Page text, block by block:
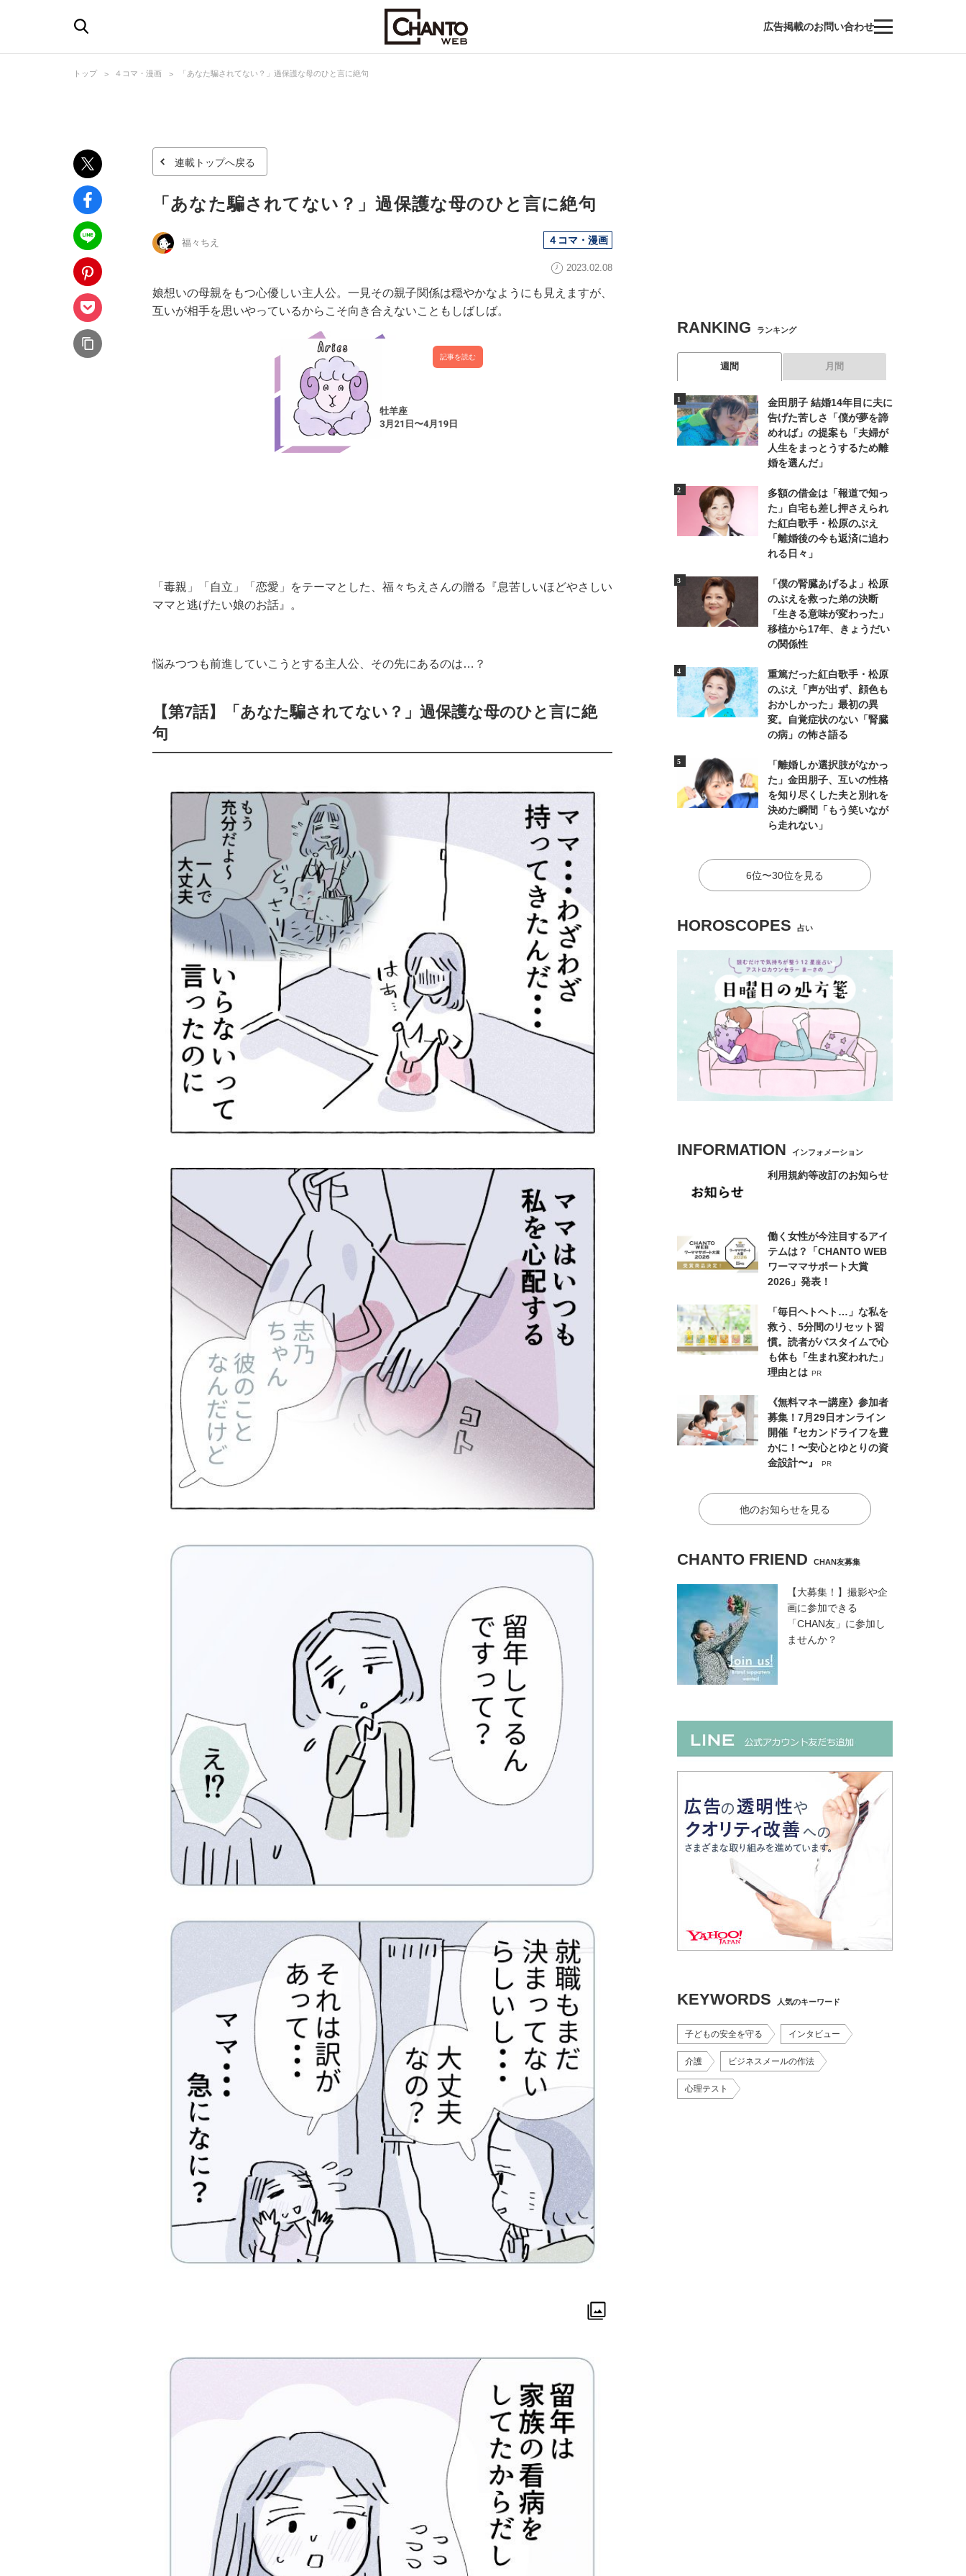
広告掲載のお問い合わせ
トップ ４コマ・漫画 「あなた騙されてない？」過保護な母のひと言に絶句
連載トップへ戻る
「あなた騙されてない？」過保護な母のひと言に絶句
福々ちえ ４コマ・漫画
2023.02.08
娘想いの母親をもつ心優しい主人公。一見その親子関係は穏やかなようにも見えますが、
互いが相手を思いやっているからこそ向き合えないこともしばしば。
記事を読む
「毒親」「自立」「恋愛」をテーマとした、福々ちえさんの贈る『息苦しいほどやさしい
ママと逃げたい娘のお話』。
悩みつつも前進していこうとする主人公、その先にあるのは…？
【第7話】「あなた騙されてない？」過保護な母のひと言に絶
句
RANKING ランキング
週間 月間
金田朋子 結婚14年目に夫に
告げた苦しさ「僕が夢を諦
めれば」の提案も「夫婦が
人生をまっとうするため離
婚を選んだ」
多額の借金は「報道で知っ
た」自宅も差し押さえられ
た紅白歌手・松原のぶえ
「離婚後の今も返済に追わ
れる日々」
「僕の腎臓あげるよ」松原
のぶえを救った弟の決断
「生きる意味が変わった」
移植から17年、きょうだい
の関係性
重篤だった紅白歌手・松原
のぶえ「声が出ず、顔色も
おかしかった」最初の異
変。自覚症状のない「腎臓
の病」の怖さ語る
「離婚しか選択肢がなかっ
た」金田朋子、互いの性格
を知り尽くした夫と別れを
決めた瞬間「もう笑いなが
ら走れない」
6位〜30位を見る
HOROSCOPES 占い
INFORMATION インフォメーション
利用規約等改訂のお知らせ
働く女性が今注目するアイ
テムは？「CHANTO WEB
ワーママサポート大賞
2026」発表！
「毎日ヘトヘト…」な私を
救う、5分間のリセット習
慣。読者がバスタイムで心
も体も「生まれ変われた」
理由とは PR
《無料マネー講座》参加者
募集！7月29日オンライン
開催『セカンドライフを豊
かに！〜安心とゆとりの資
金設計〜』
PR
他のお知らせを見る
CHANTO FRIEND CHAN友募集
【大募集！】撮影や企
画に参加できる
「CHAN友」に参加し
ませんか？
KEYWORDS 人気のキーワード
子どもの安全を守る インタビュー
介護 ビジネスメールの作法
心理テスト